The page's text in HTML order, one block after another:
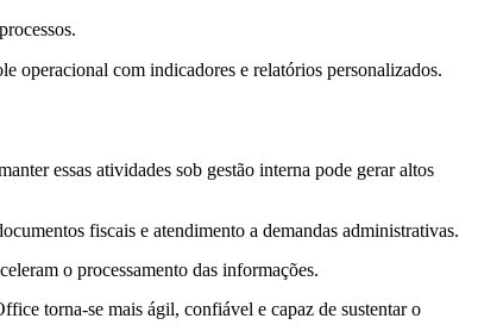
operacional com indicadores e relatórios personalizados.
essas atividades sob gestão interna pode gerar altos
fiscais e atendimento a demandas administrativas.
o processamento das informações.
torna-se mais ágil, confiável e capaz de sustentar o